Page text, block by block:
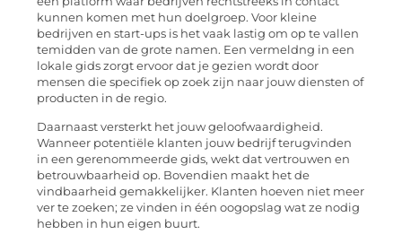
kunnen komen met hun doelgroep. Voor kleine
bedrijven en start-ups is het vaak lastig om op te vallen
temidden van de grote namen. Een vermeldng in een
lokale gids zorgt ervoor dat je gezien wordt door
mensen die specifiek op zoek zijn naar jouw diensten of
producten in de regio.
Daarnaast versterkt het jouw geloofwaardigheid.
Wanneer potentiële klanten jouw bedrijf terugvinden
in een gerenommeerde gids, wekt dat vertrouwen en
betrouwbaarheid op. Bovendien maakt het de
vindbaarheid gemakkelijker. Klanten hoeven niet meer
ver te zoeken; ze vinden in één oogopslag wat ze nodig
hebben in hun eigen buurt.